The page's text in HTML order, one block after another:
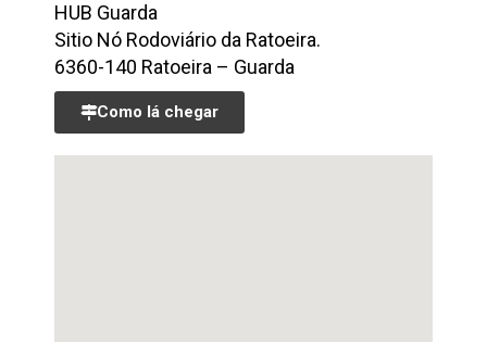
HUB Guarda
Sitio Nó Rodoviário da Ratoeira.
6360-140 Ratoeira – Guarda
Como lá chegar